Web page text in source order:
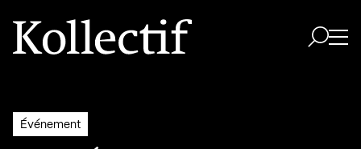
Aller à la page d'accueil
Logo Kollectif
Événement